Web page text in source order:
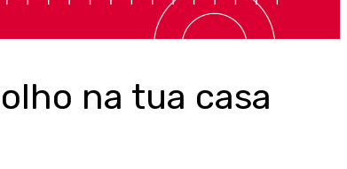
na tua casa